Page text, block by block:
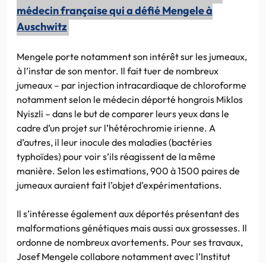
médecin française qui a défié Mengele à
Auschwitz
Mengele porte notamment son intérêt sur les jumeaux,
à l’instar de son mentor. Il fait tuer de nombreux
jumeaux – par injection intracardiaque de chloroforme
notamment selon le médecin déporté hongrois Miklos
Nyiszli – dans le but de comparer leurs yeux dans le
cadre d’un projet sur l’hétérochromie irienne. A
d’autres, il leur inocule des maladies (bactéries
typhoïdes) pour voir s’ils réagissent de la même
manière. Selon les estimations, 900 à 1500 paires de
jumeaux auraient fait l’objet d’expérimentations.
Il s’intéresse également aux déportés présentant des
malformations génétiques mais aussi aux grossesses. Il
ordonne de nombreux avortements. Pour ses travaux,
Josef Mengele collabore notamment avec l’Institut